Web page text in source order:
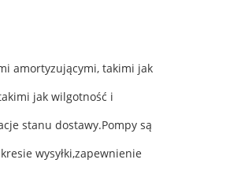
amortyzującymi, takimi jak
jak wilgotność i
stanu dostawy.Pompy są
wysyłki,zapewnienie